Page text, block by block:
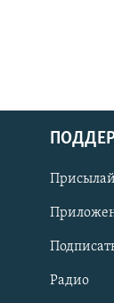
Українською
Qırımtatar
Радио